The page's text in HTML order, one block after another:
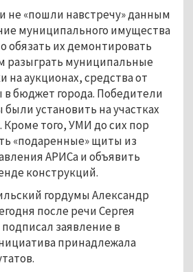
не «пошли навстречу» данным
муниципального имущества
их демонтировать
разыграть муниципальные
на аукционах, средства от
бюджет города. Победители
установить на участках
Кроме того, УМИ до сих пор
«подаренные» щиты из
АРИСа и объявить
конструкций.
гордумы Александр
после речи Сергея
заявление в
принадлежала